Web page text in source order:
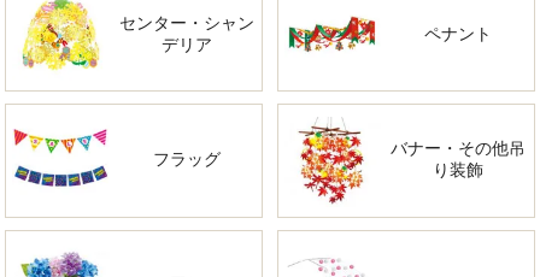
センター・シャン
デリア
ペナント
フラッグ
バナー・その他吊
り装飾